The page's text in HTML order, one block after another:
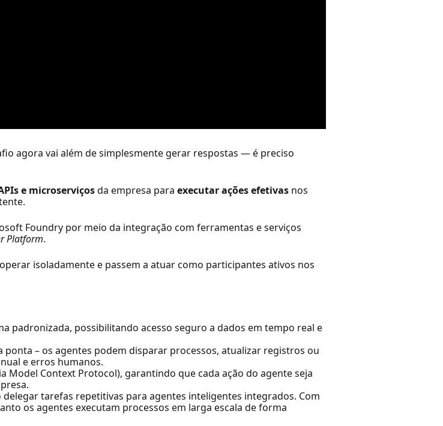
agora vai além de simplesmente gerar respostas — é preciso
e microserviçosda empresa paraexecutar ações efetivas nos
Foundry por meio da integração com ferramentas e serviços
Platform.
isoladamente e passem a atuar como participantes ativos nos
padronizada, possibilitando acesso seguro a dados em tempo real e
ponta – os agentes podem disparar processos, atualizar registros ou
e erros humanos.
Model Context Protocol), garantindo que cada ação do agente seja
delegar tarefas repetitivas para agentes inteligentes integrados. Com
os agentes executam processos em larga escala de forma